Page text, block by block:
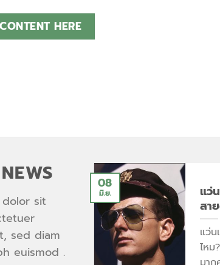
HERE
sit
sed diam
euismod .
แว่
สา
แว่น
ไหม
08
มิ.ย.